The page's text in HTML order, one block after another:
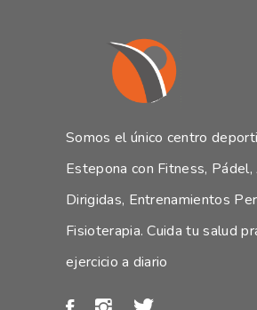
Somos el único centro
Estepona con Fitness,
Dirigidas, Entrenamientos
Fisioterapia. Cuida tu salud
ejercicio a diario